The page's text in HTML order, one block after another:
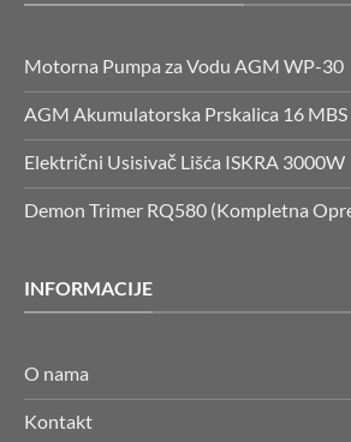
Motorna Pumpa za Vodu AGM WP-30
AGM Akumulatorska Prskalica 16 MBS
Električni Usisivač Lišća ISKRA 3000W
Demon Trimer RQ580 (Kompletna
INFORMACIJE
O nama
Kontakt